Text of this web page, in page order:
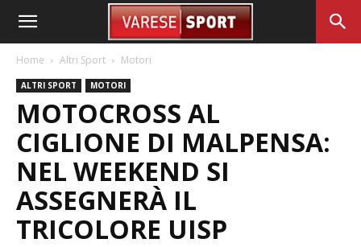
Home Altri Sport Motori
ALTRI SPORT MOTORI
MOTOCROSS AL
CIGLIONE DI MALPENSA:
NEL WEEKEND SI
ASSEGNERÀ IL
TRICOLORE UISP